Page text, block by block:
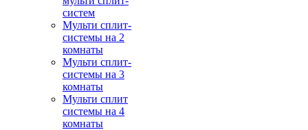
систем
Мульти сплит-
системы на 2
комнаты
Мульти сплит-
системы на 3
комнаты
Мульти сплит
системы на 4
комнаты